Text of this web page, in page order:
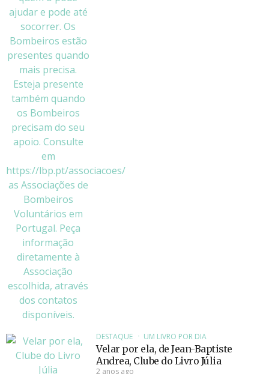
DESTAQUE UM LIVRO POR DIA
Velar por ela, de Jean-Baptiste
Andrea, Clube do Livro Júlia
2 anos ago